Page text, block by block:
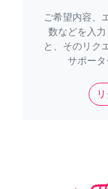
ご希望内容、
数などを入
と、そのリク
サポータ